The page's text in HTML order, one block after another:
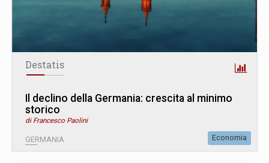
Destatis
Il declino della Germania: crescita al minimo
storico
di Francesco Paolini
GERMANIA Economia